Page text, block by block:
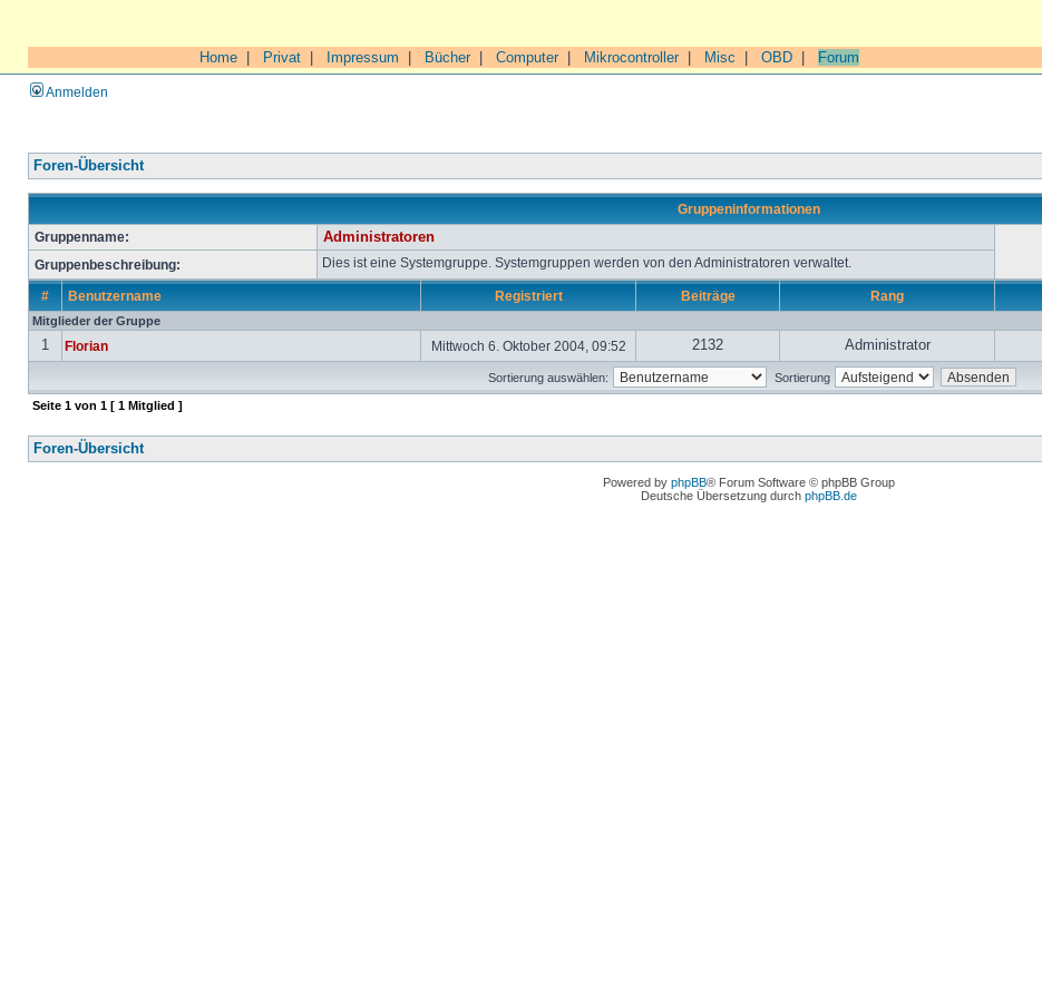
Home Privat Impressum Bücher| Computer| Mikrocontroller| Misc OBD Forum
Anmelden
Foren-Übersicht
Gruppeninformationen
Gruppenname:
Administratoren
Gruppenbeschreibung: Dies ist eine Systemgruppe. Systemgruppen werden von den Administratoren verwaltet.
# Benutzername Registriert Beiträge Rang
Mitglieder der Gruppe
1 Florian Mittwoch 6. Oktober 2004, 09:52 2132 Administrator
Sortierung auswählen: Sortierung
Seite 1 von 1 [ 1 Mitglied ]
Foren-Übersicht
Powered by phpBB® Forum Software © phpBB Group
Deutsche Übersetzung durch phpBB.de